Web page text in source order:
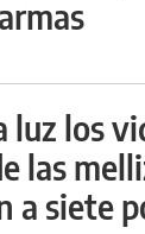
luz los
las
a siete